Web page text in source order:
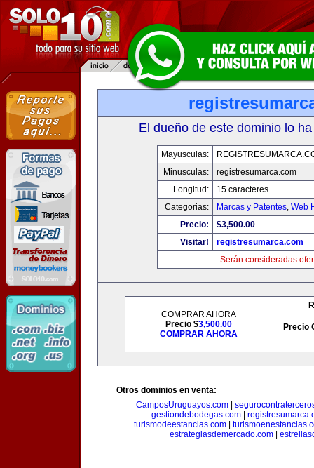
El dueño de este dominio lo
Mayusculas:
Minusculas:
registresumarca.com
Longitud:
15 caracteres
Categorias:
Marcas y Patentes, Web
Precio:
$3,500.00
Visitar!
registresumarca.com
Serán consideradas
COMPRAR AHORA
Precio $3,500.00
COMPRAR AHORA
Precio
Otros dominios en venta:
CamposUruguayos.com|
gestiondebodegas.com|
turismodeestancias.com
estrategiasdemercado.com